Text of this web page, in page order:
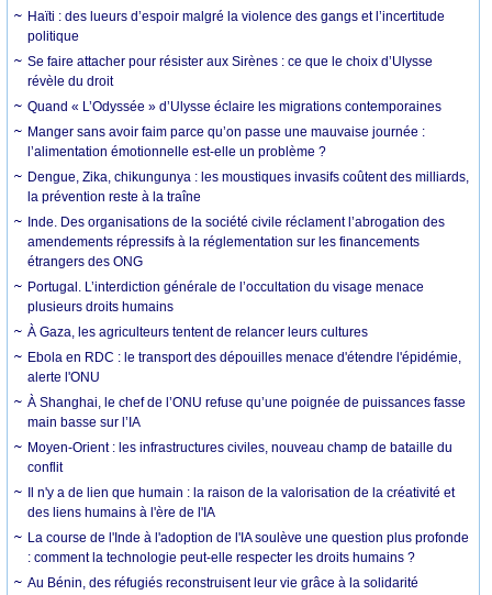
Haïti : des lueurs d’espoir malgré la violence des gangs et l’incertitude
politique
Se faire attacher pour résister aux Sirènes : ce que le choix d’Ulysse
révèle du droit
Quand « L’Odyssée » d’Ulysse éclaire les migrations contemporaines
Manger sans avoir faim parce qu’on passe une mauvaise journée :
l’alimentation émotionnelle est-elle un problème ?
Dengue, Zika, chikungunya : les moustiques invasifs coûtent des milliards,
la prévention reste à la traîne
Inde. Des organisations de la société civile réclament l’abrogation des
amendements répressifs à la réglementation sur les financements
étrangers des ONG
Portugal. L’interdiction générale de l’occultation du visage menace
plusieurs droits humains
À Gaza, les agriculteurs tentent de relancer leurs cultures
Ebola en RDC : le transport des dépouilles menace d'étendre l'épidémie,
alerte l'ONU
À Shanghai, le chef de l’ONU refuse qu’une poignée de puissances fasse
main basse sur l’IA
Moyen-Orient : les infrastructures civiles, nouveau champ de bataille du
conflit
Il n'y a de lien que humain : la raison de la valorisation de la créativité et
des liens humains à l'ère de l'IA
La course de l'Inde à l'adoption de l'IA soulève une question plus profonde
: comment la technologie peut-elle respecter les droits humains ?
Au Bénin, des réfugiés reconstruisent leur vie grâce à la solidarité